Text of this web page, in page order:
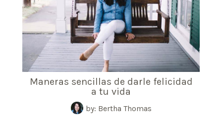
Maneras sencillas de darle felicidad
a tu vida
by: Bertha Thomas